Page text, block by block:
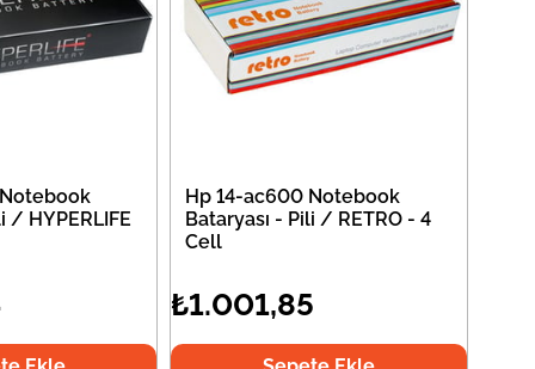
/ HYPERLIFE
Hp 14-ac600 Notebook
Bataryası - Pili / RETRO - 4
Cell
₺1.001,85